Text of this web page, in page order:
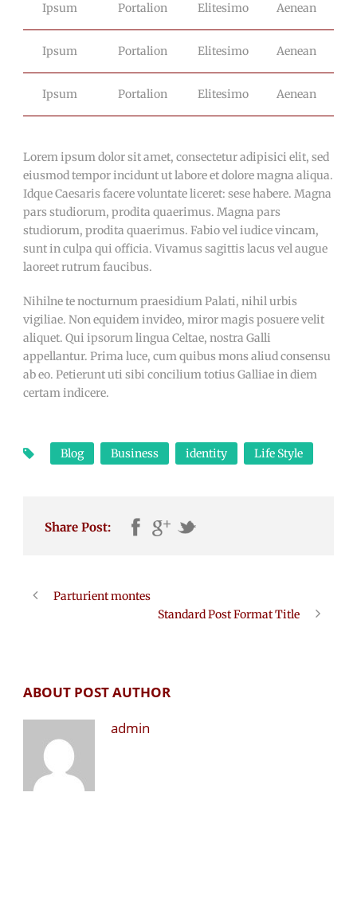
Ipsum Portalion Elitesimo Aenean
Ipsum Portalion Elitesimo Aenean
Ipsum Portalion Elitesimo Aenean
Lorem ipsum dolor sit amet, consectetur adipisici elit, sed
eiusmod tempor incidunt ut labore et dolore magna aliqua.
Idque Caesaris facere voluntate liceret: sese habere. Magna
pars studiorum, prodita quaerimus. Magna pars
studiorum, prodita quaerimus. Fabio vel iudice vincam,
sunt in culpa qui officia. Vivamus sagittis lacus vel augue
laoreet rutrum faucibus.
Nihilne te nocturnum praesidium Palati, nihil urbis
vigiliae. Non equidem invideo, miror magis posuere velit
aliquet. Qui ipsorum lingua Celtae, nostra Galli
appellantur. Prima luce, cum quibus mons aliud consensu
ab eo. Petierunt uti sibi concilium totius Galliae in diem
certam indicere.
Blog Business identity Life Style
Share Post:
Parturient montes
Standard Post Format Title
ABOUT POST AUTHOR
admin